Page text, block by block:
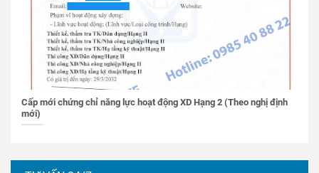
Cấp mới chứng chỉ năng lực hoạt động XD Hạng 2 (Theo nghị định
mới)